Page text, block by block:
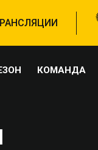
КОМАНДА